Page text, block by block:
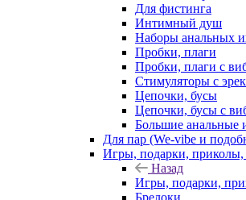
Для фистинга
Интимный душ
Наборы анальных
Пробки, плаги
Пробки, плаги с
Стимуляторы с
Цепочки, бусы
Цепочки, бусы с
Большие анальные
Для пар (We-vibe и
Игры, подарки,
Назад
Игры, подарки,
Брелоки